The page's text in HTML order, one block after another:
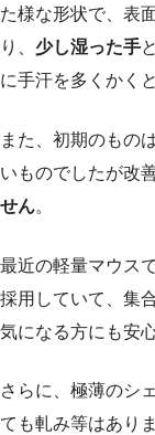
た様な形状で、表
り、 少し湿った手と
に手汗を多くかく
また、初期のもの
いものでしたが改
せん。
最近の軽量マウス
採用していて、集
気になる方にも安
さらに、極薄のシ
ても軋み等はあり